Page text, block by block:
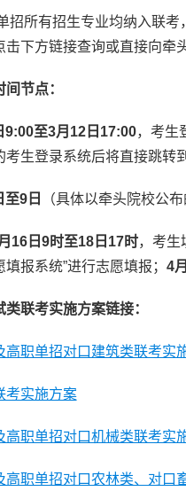
所有招生专业均纳入联考
下方链接查询或直接向牵
节点：
9:00至3月12日17:00，考生
生登录系统后将直接跳转
至9日 （具体以牵头院校公
16日9时至18日17时，考生
报系统”进行志愿填报； 4
联考实施方案链接：
高职单招对口建筑类联考实
考实施方案
高职单招对口机械类联考实
高职单招对口农林类、对口